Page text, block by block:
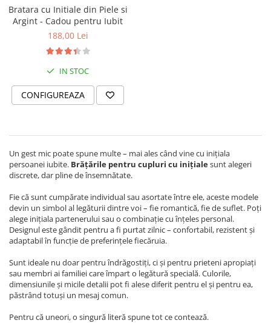
Bratara cu Initiale din Piele si
Argint - Cadou pentru Iubit
188,00 Lei
IN STOC
CONFIGUREAZA
Un gest mic poate spune multe – mai ales când vine cu inițiala
persoanei iubite. Brățările pentru cupluri cu inițialesunt alegeri
discrete, dar pline de însemnătate.
Fie că sunt cumpărate individual sau asortate între ele, aceste modele
devin un simbol al legăturii dintre voi – fie romantică, fie de suflet. Poți
alege inițiala partenerului sau o combinație cu înțeles personal.
Designul este gândit pentru a fi purtat zilnic – confortabil, rezistent și
adaptabil în funcție de preferințele fiecăruia.
Sunt ideale nu doar pentru îndrăgostiți, ci și pentru prieteni apropiați
sau membri ai familiei care împart o legătură specială. Culorile,
dimensiunile și micile detalii pot fi alese diferit pentru el și pentru ea,
păstrând totuși un mesaj comun.
Pentru că uneori, o singură literă spune tot ce contează.